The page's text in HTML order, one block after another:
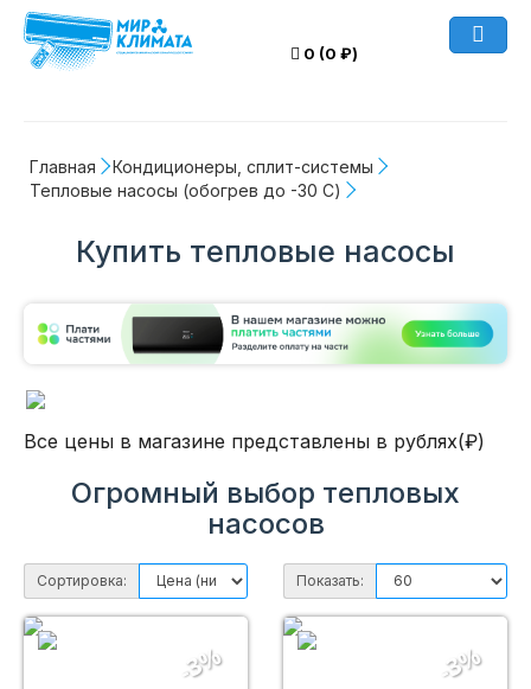
0 (0 ₽)
Главная
Кондиционеры, сплит-системы
Тепловые насосы (обогрев до -30 C)
Купить тепловые насосы
Все цены в магазине представлены в рублях(₽)
Огромный выбор тепловых
насосов
Сортировка: Показать:
-3% -3%